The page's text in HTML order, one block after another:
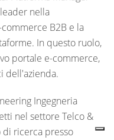
nella
commerce B2B e la
In questo ruolo,
portale e-commerce,
dell'azienda.
Ingegneria
nel settore Telco &
di ricerca presso